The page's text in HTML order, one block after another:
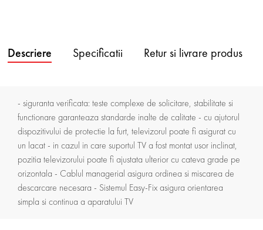
Descriere Specificatii Retur si livrare produs
- siguranta verificata: teste complexe de solicitare, stabilitate si
functionare garanteaza standarde inalte de calitate - cu ajutorul
dispozitivului de protectie la furt, televizorul poate fi asigurat cu
un lacat - in cazul in care suportul TV a fost montat usor inclinat,
pozitia televizorului poate fi ajustata ulterior cu cateva grade pe
orizontala - Cablul managerial asigura ordinea si miscarea de
descarcare necesara - Sistemul Easy-Fix asigura orientarea
simpla si continua a aparatului TV